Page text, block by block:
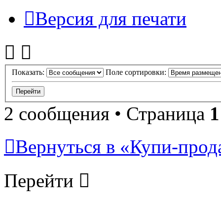
Версия для печати
Показать: Поле сортировки:
2 сообщения • Страница 1
Вернуться в «Купи-
Перейти